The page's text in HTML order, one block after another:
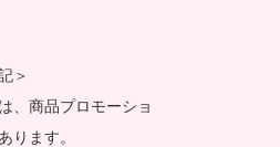
＞
、商品プロモーショ
ります。